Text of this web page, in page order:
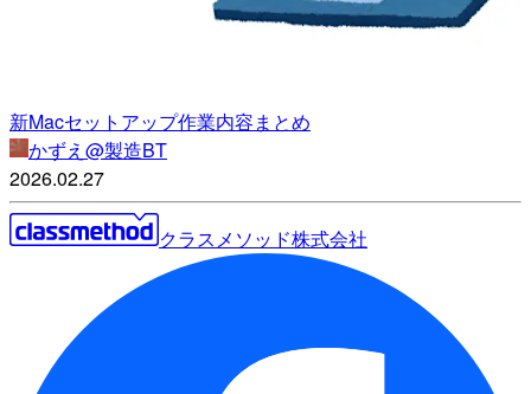
新Macセットアップ作業内容まとめ
かずえ@製造BT
2026.02.27
クラスメソッド株式会社